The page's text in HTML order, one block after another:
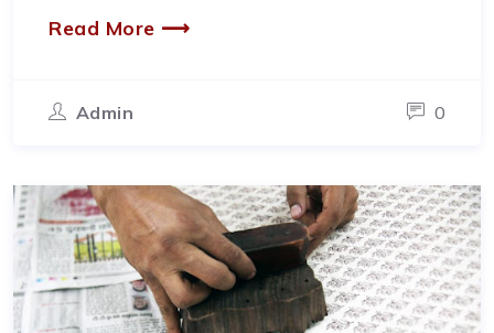
Read More ⟶
Admin 0